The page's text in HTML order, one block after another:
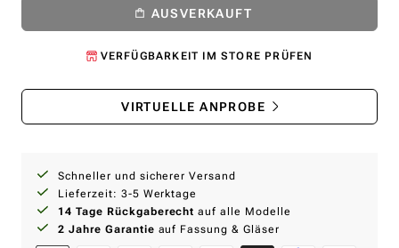
AUSVERKAUFT
VERFÜGBARKEIT IM STORE PRÜFEN
VIRTUELLE ANPROBE
Schneller und sicherer Versand
Lieferzeit: 3-5 Werktage
14 Tage Rückgaberecht auf alle Modelle
2 Jahre Garantie auf Fassung & Gläser